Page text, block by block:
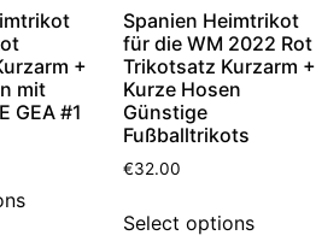
+
mit
GEA #1
Spanien Heimtrikot
für die WM 2022 Rot
Trikotsatz Kurzarm +
Kurze Hosen
Günstige
Fußballtrikots
€32.00
Select options